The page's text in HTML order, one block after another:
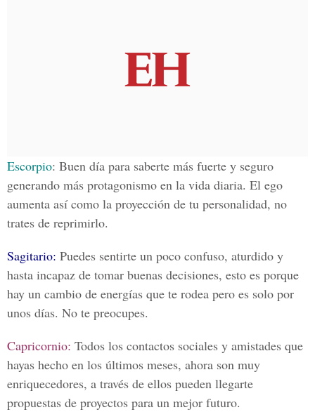
Escorpio: Buen día para saberte más fuerte y seguro
generando más protagonismo en la vida diaria. El ego
aumenta así como la proyección de tu personalidad, no
trates de reprimirlo.
Sagitario: Puedes sentirte un poco confuso, aturdido y
hasta incapaz de tomar buenas decisiones, esto es porque
hay un cambio de energías que te rodea pero es solo por
unos días. No te preocupes.
Capricornio: Todos los contactos sociales y amistades que
hayas hecho en los últimos meses, ahora son muy
enriquecedores, a través de ellos pueden llegarte
propuestas de proyectos para un mejor futuro.